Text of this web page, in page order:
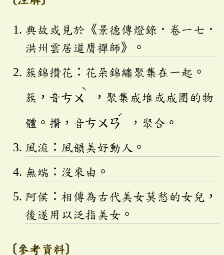
典故或見於《景德傳燈錄．卷一七．
洪州雲居道膺禪師》。
簇錦攢花：花朵錦繡聚集在一起。
簇，音ㄘㄨ
ˋ
，聚集成堆或成團的物
體。攢，音ㄘㄨㄢ
ˊ
，聚合。
風流：風韻美好動人。
無端：沒來由。
阿侯：相傳為古代美女莫愁的女兒，
後遂用以泛指美女。
〔參考資料〕